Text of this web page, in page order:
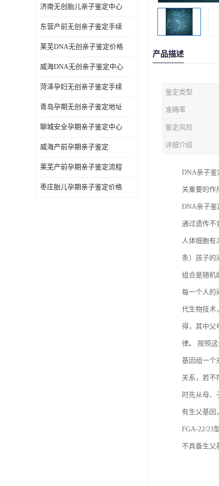
济南无创胎儿亲子鉴定中心
东营产前无创亲子鉴定手续
莱芜DNA无创亲子鉴定价格
威海DNA无创亲子鉴定中心
菏泽孕妇无创亲子鉴定手续
青岛孕期无创亲子鉴定地址
聊城安全孕期亲子鉴定中心
威海产前孕期亲子鉴定
莱芜产前孕期亲子鉴定流程
枣庄胎儿孕期亲子鉴定价格
产品描述
鉴定类型
准确率
鉴定风险
详细介绍
DNA亲子鉴
关重要的作
DNA亲子鉴
通过遗传不
人体细胞有
条）孩子的
组合是随机
每一个人的
代生物技术
得，其中父
律。 按照
基因组一个
关系，若不
时先从母、
有生父基因
FGA-22/23
不具备生父